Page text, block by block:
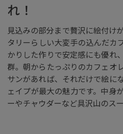
れ！
見込みの部分まで贅沢に絵付け
タリーらしい大変手の込んだカ
かりした作りで安定感にも優れ
群。朝からたっぷりのカフェオ
サンがあれば、それだけで絵に
ェイプが最大の魅力です。中身
ーやチャウダーなど具沢山のス